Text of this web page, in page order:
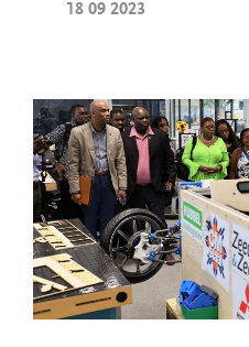
18 09 2023